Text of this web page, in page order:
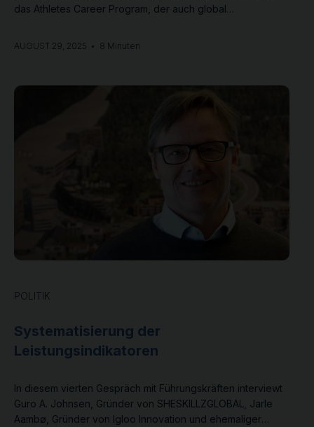
das Athletes Career Program, der auch global
AUGUST 29, 2025 • 8 Minuten
POLITIK
Systematisierung der
Leistungsindikatoren
In diesem vierten Gespräch mit Führungskräften interviewt
Guro A. Johnsen, Gründer von SHESKILLZGLOBAL, Jarle
Aambø, Gründer von Igloo Innovation und ehemaliger